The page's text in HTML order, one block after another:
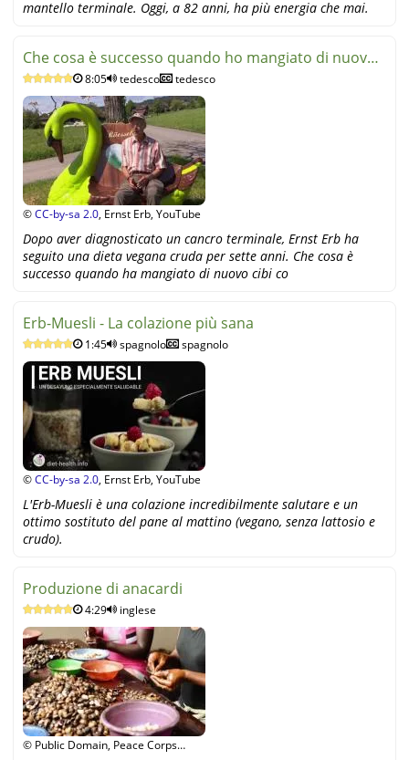
mantello terminale. Oggi, a 82 anni, ha più energia che mai.
Che cosa è successo quando ho mangiato di nuovo
cibi cotti?8:05 tedesco tedesco
©CC-by-sa 2.0, Ernst Erb, YouTube
Dopo aver diagnosticato un cancro terminale, Ernst Erb ha
seguito una dieta vegana cruda per sette anni. Che cosa è
successo quando ha mangiato di nuovo cibi co
Erb-Muesli - La colazione più sana
1:45 spagnolo spagnolo
©CC-by-sa 2.0, Ernst Erb, YouTube
L'Erb-Muesli è una colazione incredibilmente salutare e un
ottimo sostituto del pane al mattino (vegano, senza lattosio e
crudo).
Produzione di anacardi
4:29 inglese
© Public Domain, Peace Corps